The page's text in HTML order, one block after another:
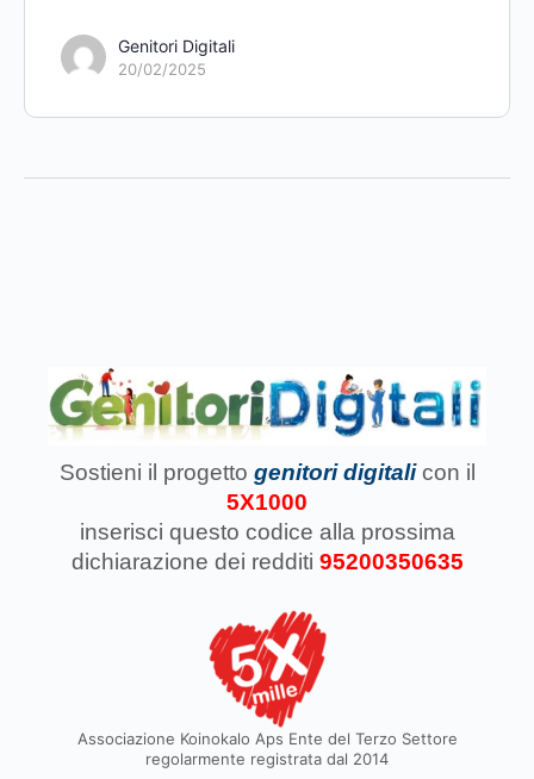
Genitori Digitali
20/02/2025
Sostieni il progetto genitori digitali con il
5X1000
inserisci questo codice alla prossima
dichiarazione dei redditi 95200350635
Associazione Koinokalo Aps Ente del Terzo Settore
regolarmente registrata dal 2014